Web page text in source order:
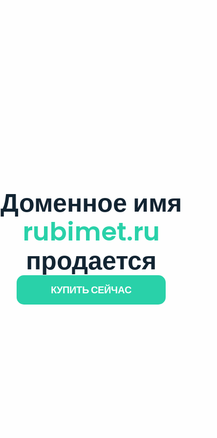
Доменное имя
rubimet.ru
продается
КУПИТЬ СЕЙЧАС